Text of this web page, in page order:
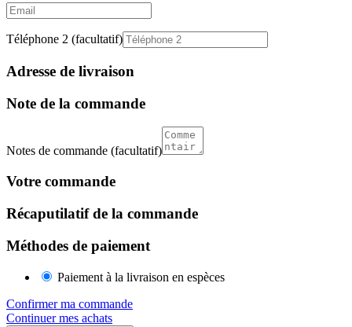
Email
Téléphone 2 (facultatif)
Adresse de livraison
Note de la commande
Notes de commande (facultatif)
Votre commande
Récaputilatif de la commande
Méthodes de paiement
Paiement à la livraison en espèces
Confirmer ma commande
Continuer mes achats